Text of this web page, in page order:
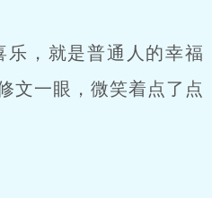
，就是普通人的幸福
文一眼，微笑着点了点